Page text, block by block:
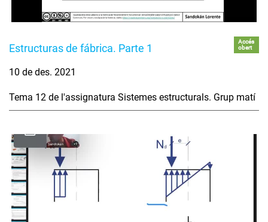
Estructuras de fábrica. Parte 1
Accés
obert
10 de des. 2021
Tema 12 de l'assignatura Sistemes estructurals. Grup matí